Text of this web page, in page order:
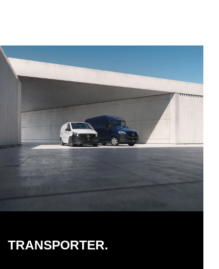
TRANSPORTER.